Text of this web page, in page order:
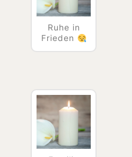
Ruhe in
Frieden